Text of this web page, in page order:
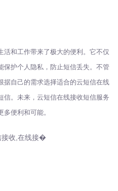
和工作带来了极大的便利。它不仅
保护个人隐私，防止短信丢失。不管
据自己的需求选择适合的云短信在线
信。未来，云短信在线接收短信服务
便利和可能。
接收,在线接�